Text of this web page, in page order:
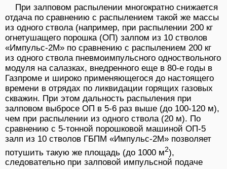
При залповом распылении многократно снижается
отдача по сравнению с распылением такой же массы
из одного ствола (например, при распылении 200 кг
огнетушащего порошка (ОП) залпом из 10 стволов
«Импульс-2М» по сравнению с распылением 200 кг
из одного ствола пневмоимпульсного одноствольного
модуля на салазках, внедренного еще в 80-е годы в
Газпроме и широко применяющегося до настоящего
времени в отрядах по ликвидации горящих газовых
скважин. При этом дальность распыления при
залповом выбросе ОП в 5-6 раз выше (до 100-120 м),
чем при распылении из одного ствола (20 м). По
сравнению с 5-тонной порошковой машиной ОП-5
залп из 10 стволов ГБПМ «Импульс-2М» позволяет
потушить такую же площадь (до 1000 м2),
следовательно при залповой импульсной подаче